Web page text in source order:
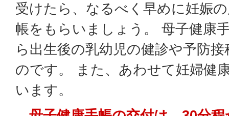
受けたら、なるべく早めに妊娠
帳をもらいましょう。 母子健康
ら出生後の乳幼児の健診や予防
のです。 また、あわせて妊婦健
います。